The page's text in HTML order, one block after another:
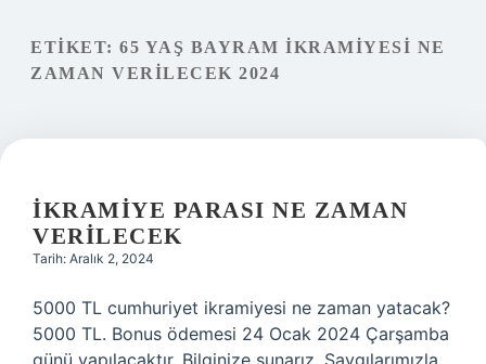
Hakkımızda
ETIKET: 65 YAŞ BAYRAM IKRAMIYESI NE
ZAMAN VERILECEK 2024
İKRAMIYE PARASI NE ZAMAN
VERILECEK
Tarih: Aralık 2, 2024
5000 TL cumhuriyet ikramiyesi ne zaman yatacak?
5000 TL. Bonus ödemesi 24 Ocak 2024 Çarşamba
günü yapılacaktır. Bilginize sunarız. Saygılarımızla.